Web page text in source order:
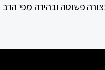
פשוטה ובהירה מפי